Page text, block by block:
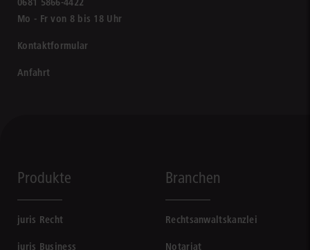
Mo - Fr von 8 bis 18 Uhr
Kontaktformular
Anfahrt
Produkte
juris Recht
juris Business
Branchen
Rechtsanwaltskanzlei
Notariat